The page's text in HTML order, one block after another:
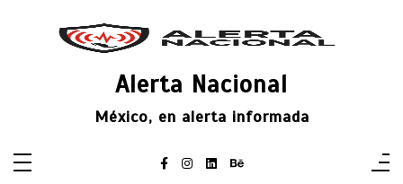
Alerta Nacional
México, en alerta informada